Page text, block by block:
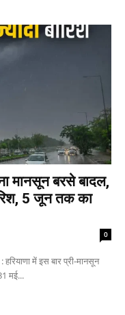
मानसून बरसे बादल,
5 जून तक का
0
में इस बार प्री-मानसून
मई...